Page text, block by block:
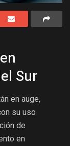
Sur
en auge,
su uso
de
en